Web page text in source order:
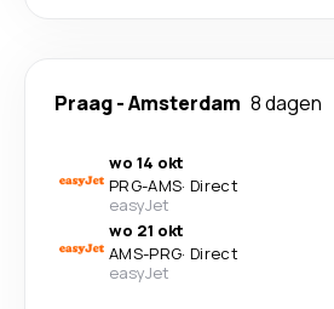
Praag-Amsterdam 8 dagen
wo 14 okt
PRG-AMS· Direct
easyJet
wo 21 okt
AMS-PRG· Direct
easyJet